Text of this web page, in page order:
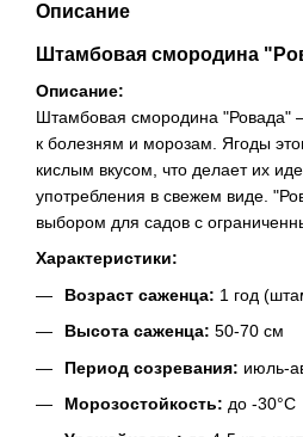
Описание
Штамбовая смородина
Описание:
Штамбовая смородина "Ровада"
к болезням и морозам. Ягоды
кислым вкусом, что делает их
употребления в свежем виде.
выбором для садов с
Характеристики:
Возраст саженца: 1 год
Высота саженца: 50-70 см
Период созревания: июль-
Морозостойкость: до -30°C